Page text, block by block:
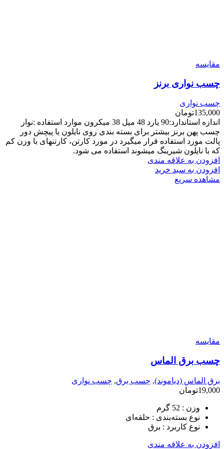
مقایسه
چسب نواری برنز
چسب نواری
135,000تومان
اندازه استاندارد:90 یارد 48 میل 38 میکرون موارد استفاده :نوار
چسب پهن برنز بیشتر برای بسته بندی روی نایلون یا پیچش دور
پالت مورد استفاده قرار میگیرد در مورد کارتن، کارتنهای با وزن کم
که با نایلون شیرینگ میشوند استفاده می شود.
افزودن به علاقه مندی
افزودن به سبد خرید
مشاهده سریع
مقایسه
چسب برق الماس
برق الماس (دیاموند), چسب برق, چسب نواری
19,000تومان
وزن : 52 گرم
نوع بسته‌بندی : حلقه‌ای
نوع کاربرد : برق
افزودن به علاقه مندی